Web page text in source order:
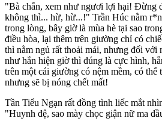
"Bà chằn, xem như ngươi lợi hại! Đừng
không thì... hừ, hừ...!" Trần Húc nằm
trong lòng, bây giờ là mùa hè tại sao
điều hòa, lại thêm trên giường chỉ có
thì nằm ngủ rất thoải mái, nhưng đối với
như hắn hiện giờ thì đúng là cực hình,
trên một cái giường có nệm mềm, có thể
nhưng sẽ bị nóng chết mất!
Tần Tiểu Ngạn rất đồng tình liếc mắt
"Huynh đệ, sao mày chọc giận nữ ma